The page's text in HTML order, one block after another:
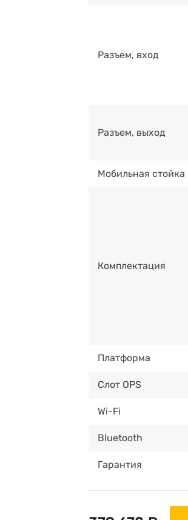
Разъем, вход
Разъем, выход
Мобильная стойка
Комплектация
Платформа
Слот OPS
Wi-Fi
Bluetooth
Гарантия